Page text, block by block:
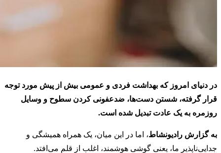
در دنیای امروز که بهداشت فردی و عمومی بیش از پیش مورد توجه
قرار گرفته، شستن دست‌ها، ضدعفونی کردن سطوح و وسایل
روزمره به یک عادت تبدیل شده است.
به گزارش رادیونشاط، اما در این میان، یک همراه همیشگی و
جدایی‌ناپذیر ما، یعنی گوشی هوشمند، اغلب از قلم می‌افتد.